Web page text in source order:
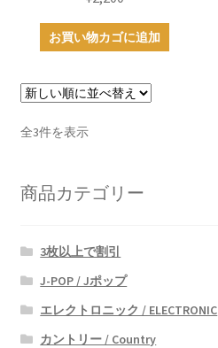
お買い物カゴに追加
全3件を表示新
順
商品カテゴリー
3枚以上で割引
J-POP / Jポップ
エレクトロニック / ELECTRONIC
カントリー / Country